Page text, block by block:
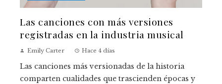
Las canciones con más versiones
registradas en la industria musical
Emily Carter Hace 4 días
Las canciones más versionadas de la historia
comparten cualidades que trascienden épocas y